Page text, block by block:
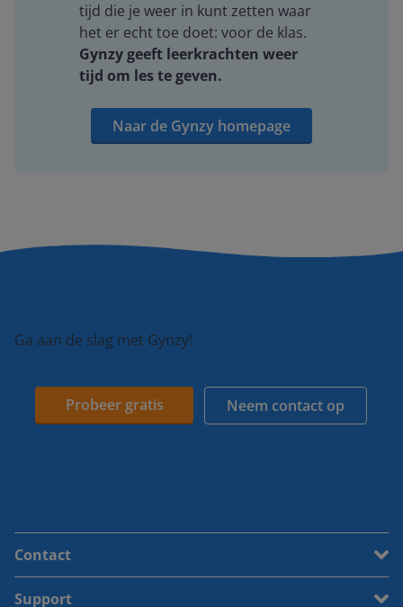
tijd die je weer in kunt zetten waar
het er echt toe doet: voor de klas.
Gynzy geeft leerkrachten weer
tijd om les te geven.
Naar de Gynzy homepage
Ga aan de slag met Gynzy!
Probeer gratis Neem contact op
Contact
Support